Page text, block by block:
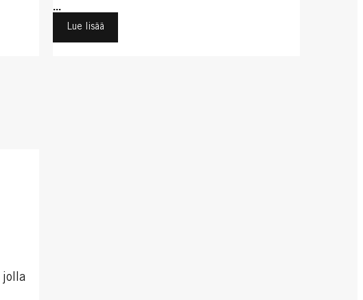
kaikille hiusväristä ja hiusten pituudesta
riippumatta.
...
Lue lisää
jolla